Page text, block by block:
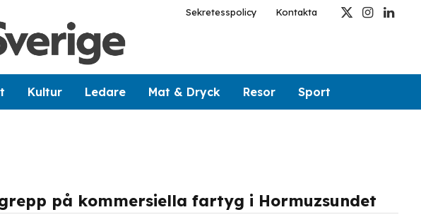
Sekretesspolicy Kontakta
X
Instagram
Kultur Ledare Mat & Dryck Resor Sport
på kommersiella fartyg i Hormuzsundet